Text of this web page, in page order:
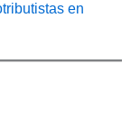
en